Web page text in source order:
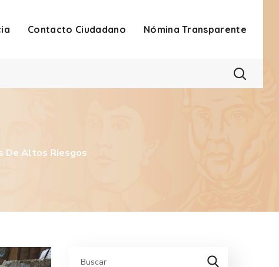
Contacto Ciudadano Nómina Transparente
De Altos Riesgos